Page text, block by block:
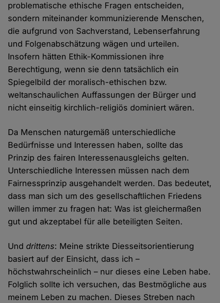
problematische ethische Fragen entscheiden,
sondern miteinander kommunizierende Menschen,
die aufgrund von Sachverstand, Lebenserfahrung
und Folgenabschätzung wägen und urteilen.
Insofern hätten Ethik-Kommissionen ihre
Berechtigung, wenn sie denn tatsächlich ein
Spiegelbild der moralisch-ethischen bzw.
weltanschaulichen Auffassungen der Bürger und
nicht einseitig kirchlich-religiös dominiert wären.
Da Menschen naturgemäß unterschiedliche
Bedürfnisse und Interessen haben, sollte das
Prinzip des fairen Interessenausgleichs gelten.
Unterschiedliche Interessen müssen nach dem
Fairnessprinzip ausgehandelt werden. Das bedeutet,
dass man sich um des gesellschaftlichen Friedens
willen immer zu fragen hat: Was ist gleichermaßen
gut und akzeptabel für alle beteiligten Seiten.
Unddrittens: Meine strikte Diesseitsorientierung
basiert auf der Einsicht, dass ich –
höchstwahrscheinlich – nur dieses eine Leben habe.
Folglich sollte ich versuchen, das Bestmögliche aus
meinem Leben zu machen. Dieses Streben nach